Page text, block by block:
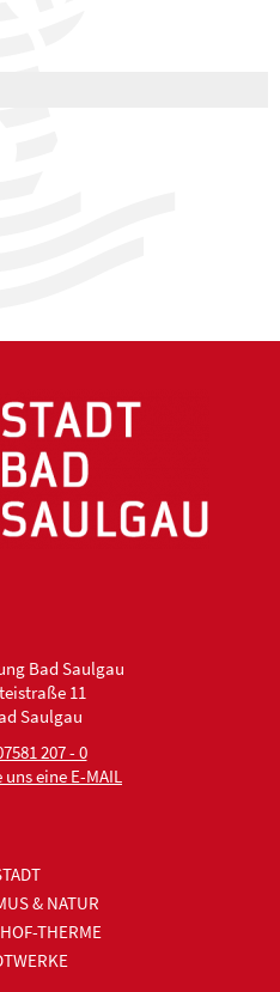
Bad Saulgau
11
Saulgau
207 - 0
eine E-MAIL
& NATUR
THERME